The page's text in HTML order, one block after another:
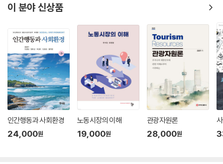
이 분야 신상품
인간행동과 사회환경
24,000원
노동시장의 이해
19,000원
관광자원론
28,000원